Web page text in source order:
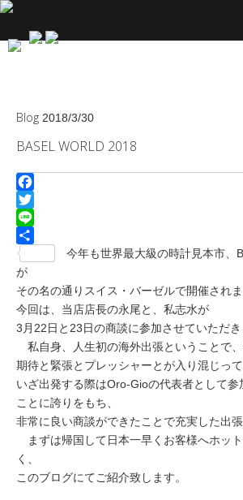
Blog 2018/3/30
BASEL WORLD 2018
Facebook
Twitter
Line
今年も世界最大級の時計見本市、
が
その名の通りスイス・バーゼルで開催されま
今回は、当店店長の永尾と、私志水が
3月22日と23日の商談に参加させていただき
私自身、人生初の海外出張ということで
期待と緊張とプレッシャーとが入り混じっ
いざ出発する際はOro-Gioの代表者として参
ことに誇りをもち、
非常に良い商談ができたことで充実した出張
まずは帰国して日本一早くお客様へホッ
く、
このブログにてご紹介致します。